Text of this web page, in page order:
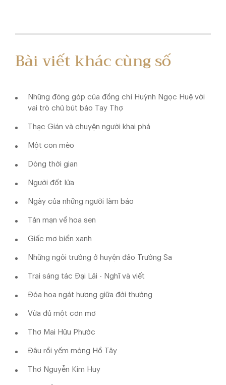
Bài viết khác cùng số
Những đóng góp của đồng chí Huỳnh Ngọc Huệ với
vai trò chủ bút báo Tay Thợ
Thạc Gián và chuyện người khai phá
Một con mèo
Dòng thời gian
Người đốt lửa
Ngày của những người làm báo
Tản mạn về hoa sen
Giấc mơ biển xanh
Những ngôi trường ở huyện đảo Trường Sa
Trại sáng tác Đại Lải - Nghĩ và viết
Đóa hoa ngát hương giữa đời thường
Vừa đủ một cơn mơ
Thơ Mai Hữu Phước
Đâu rồi yếm mỏng Hồ Tây
Thơ Nguyễn Kim Huy